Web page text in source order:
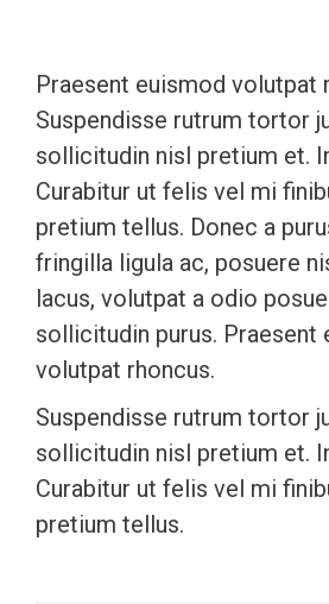
Praesent euismod volutpat
Suspendisse rutrum tortor
sollicitudin nisl pretium et.
Curabitur ut felis vel mi
pretium tellus. Donec a
fringilla ligula ac, posuere
lacus, volutpat a odio
sollicitudin purus. Praesent
volutpat rhoncus.
Suspendisse rutrum tortor
sollicitudin nisl pretium et.
Curabitur ut felis vel mi
pretium tellus.